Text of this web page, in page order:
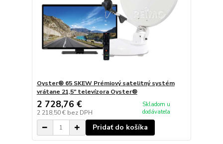
Oyster® 65 SKEW Prémiový satelitný systém
vrátane 21,5" televízora Oyster®
2 728,76 €
2 218,50 € bez DPH
Skladom u
dodávateľa
Pridať do košíka